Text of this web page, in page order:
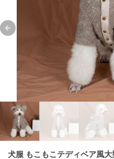
Previous slide
犬服 もこもこテディベア風